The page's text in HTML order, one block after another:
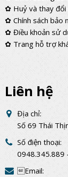
✿ Huỷ và thay đổi
✿ Chính sách bảo
✿ Điều khoản sử
✿ Trang hỗ trợ
Liên hệ
Địa chỉ:
Số 69 Thái
Số điện thoại:
0948.345.889
Email: